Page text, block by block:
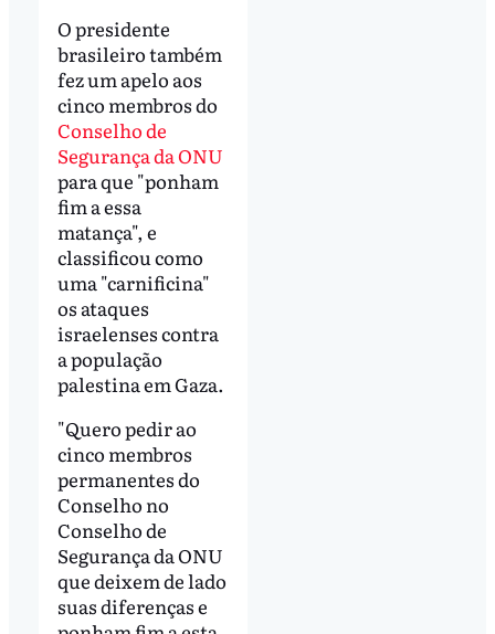
O presidente
brasileiro também
fez um apelo aos
cinco membros do
Conselho de
Segurança da ONU
para que "ponham
fim a essa
matança", e
classificou como
uma "carnificina"
os ataques
israelenses contra
a população
palestina em Gaza.
"Quero pedir ao
cinco membros
permanentes do
Conselho no
Conselho de
Segurança da ONU
que deixem de lado
suas diferenças e